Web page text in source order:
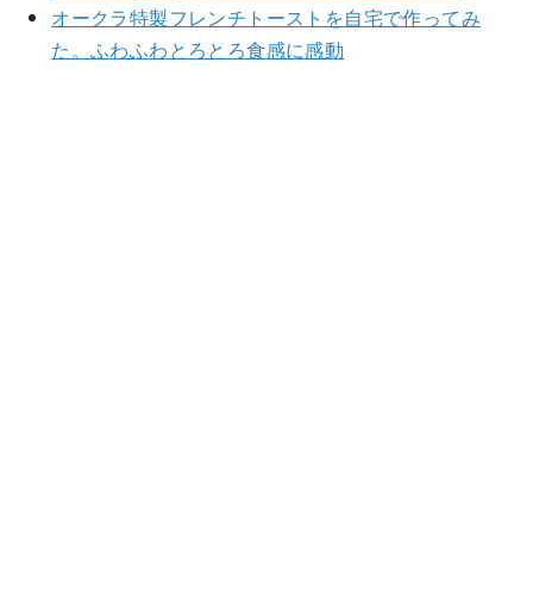
オークラ特製フレンチトーストを自宅で作ってみ
た。ふわふわとろとろ食感に感動